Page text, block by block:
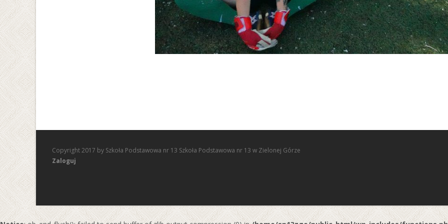
Copyright 2017 by Szkoła Podstawowa nr 13 Szkoła Podstawowa nr 13 w Zielonej Górze
Zaloguj